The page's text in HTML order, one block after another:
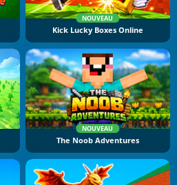
NOUVEAU
Kick Lucky Boxes Online
NOUVEAU
The Noob Adventures